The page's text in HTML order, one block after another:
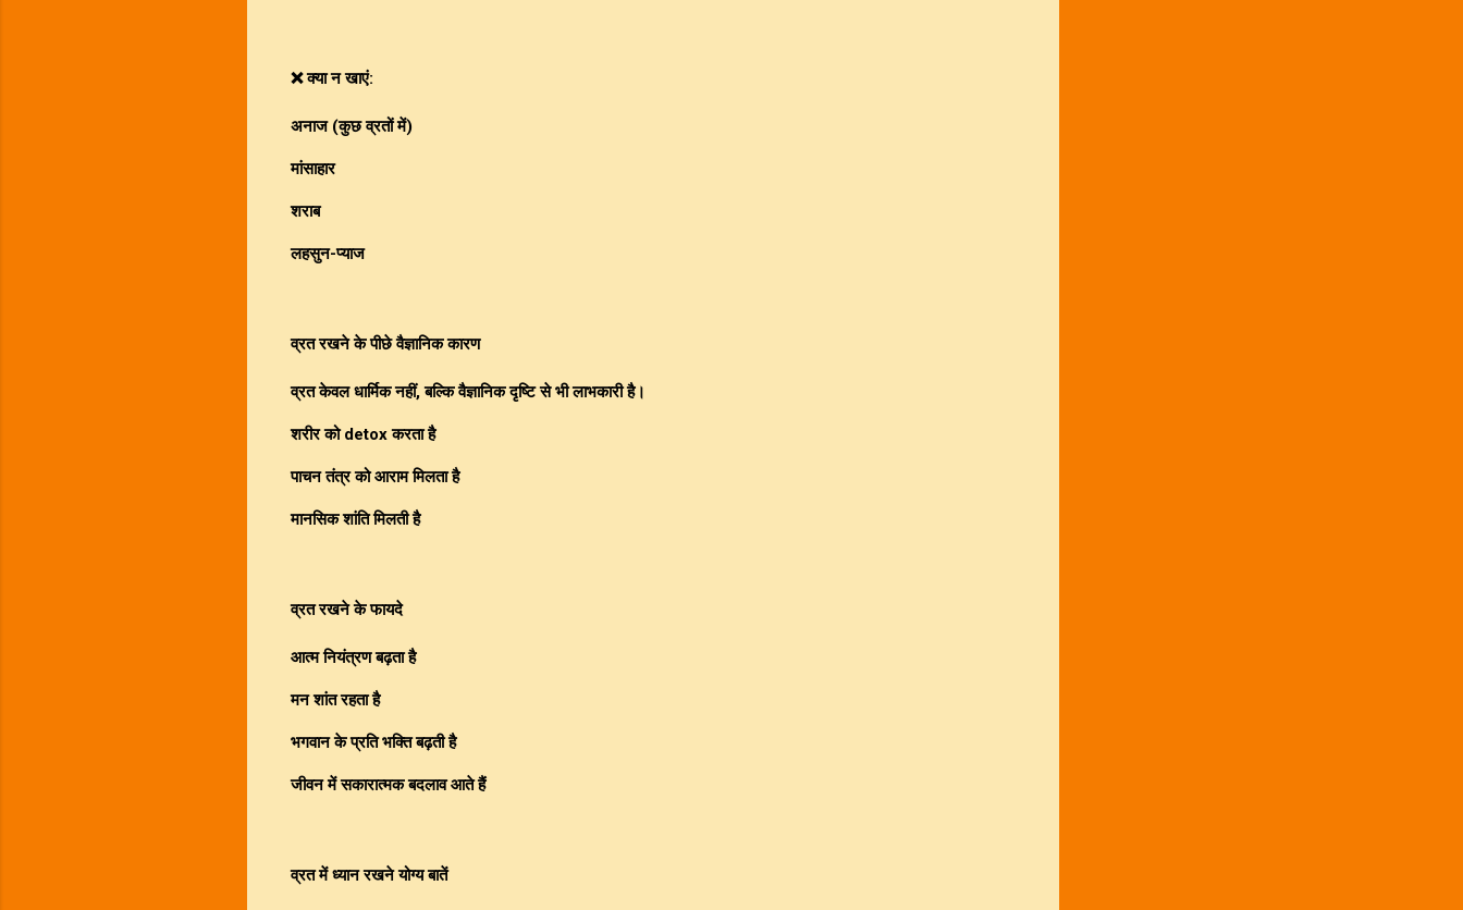
❌ क्या न खाएं:
अनाज (कुछ व्रतों में)
मांसाहार
शराब
लहसुन-प्याज
व्रत रखने के पीछे वैज्ञानिक कारण
व्रत केवल धार्मिक नहीं, बल्कि वैज्ञानिक दृष्टि से भी लाभकारी है।
शरीर को detox करता है
पाचन तंत्र को आराम मिलता है
मानसिक शांति मिलती है
व्रत रखने के फायदे
आत्म नियंत्रण बढ़ता है
मन शांत रहता है
भगवान के प्रति भक्ति बढ़ती है
जीवन में सकारात्मक बदलाव आते हैं
व्रत में ध्यान रखने योग्य बातें